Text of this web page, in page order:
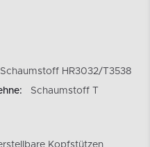
Schaumstoff HR3032/T3538
Schaumstoff T
Kopfstützen